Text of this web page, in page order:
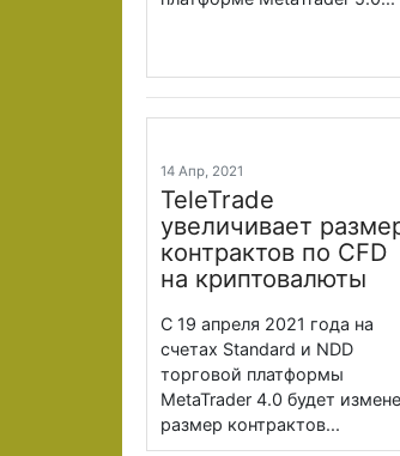
14 Апр, 2021
TeleTrade
увеличивает
контрактов по CFD
на криптовалюты
С 19 апреля 2021 года на
счетах Standard и NDD
торговой платформы
MetaTrader 4.0 будет
размер контрактов...